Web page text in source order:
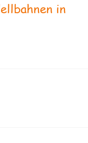
in